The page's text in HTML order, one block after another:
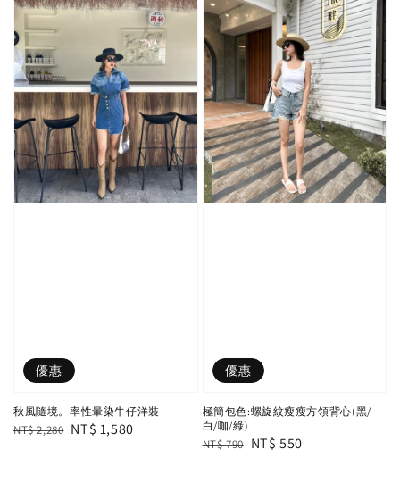
優惠
秋風隨境。率性暈染牛仔洋裝
Regular
NT$ 2,280 Sale
NT$ 1,580
優惠
極簡包色:螺旋紋瘦瘦方領背心(黑/
白/咖/綠)
Regular
NT$ 790 Sale
NT$ 550